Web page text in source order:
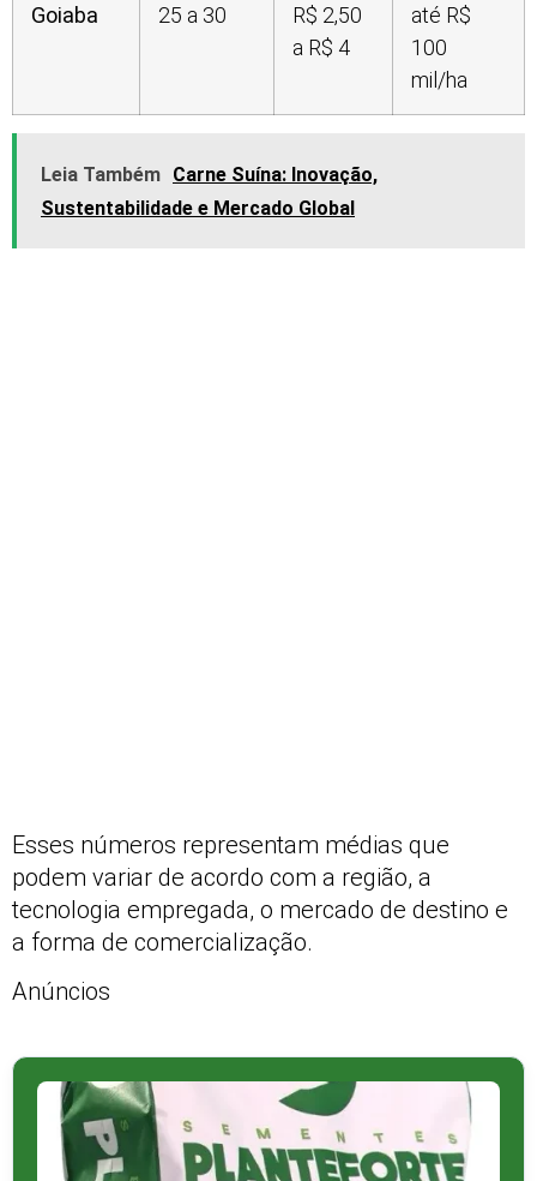
Goiaba 25 a 30
R$ 2,50
a R$ 4
até R$
100
mil/ha
Leia Também Carne Suína: Inovação,
Sustentabilidade e Mercado Global
Esses números representam médias que
podem variar de acordo com a região, a
tecnologia empregada, o mercado de destino e
a forma de comercialização.
Anúncios